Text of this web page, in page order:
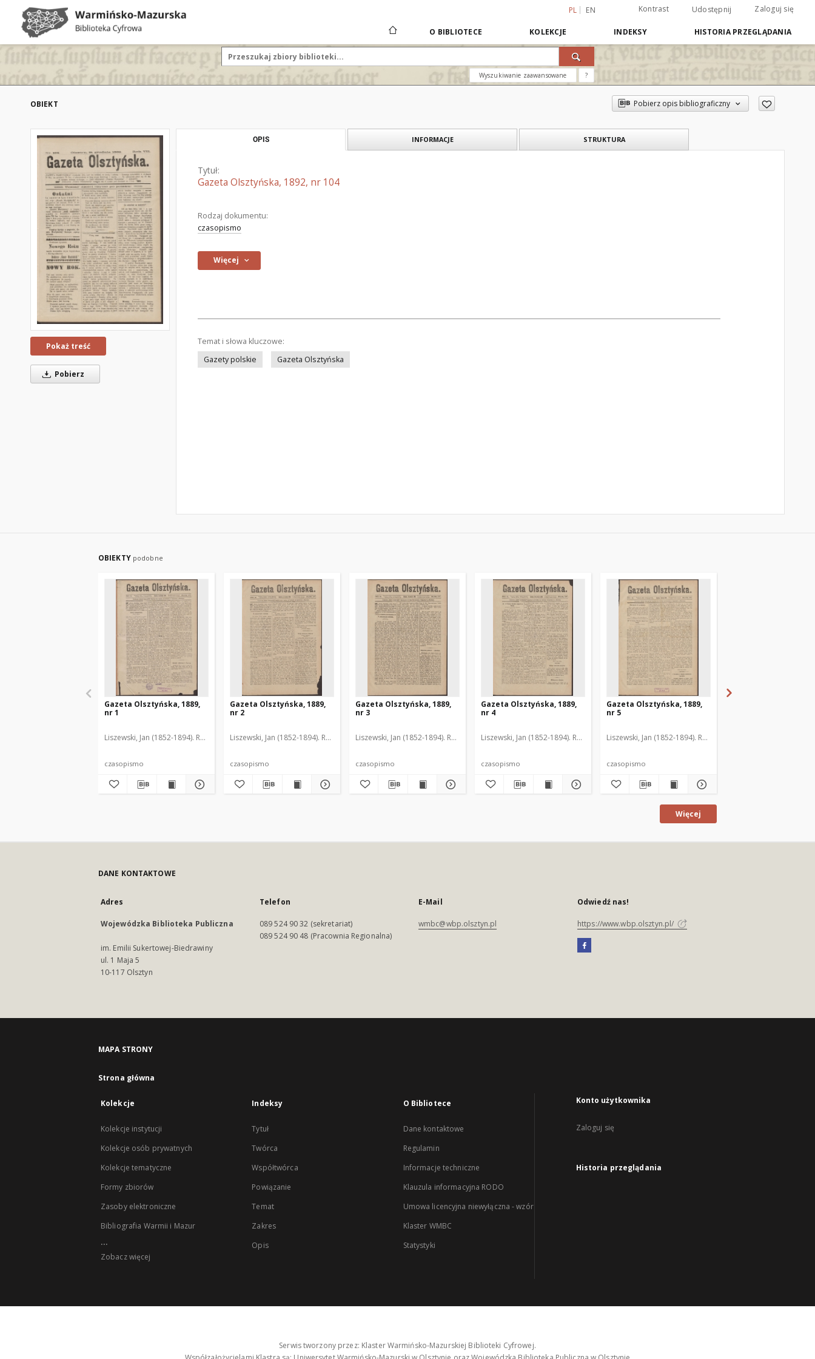
PL EN Kontrast Udostępnij Zaloguj się
O BIBLIOTECE KOLEKCJE INDEKSY HISTORIA PRZEGLĄDANIA
Wyszukiwanie zaawansowane ?
OBIEKT Pobierz opis bibliograficzny
Pokaż treść
Pobierz
OPIS INFORMACJE STRUKTURA
Tytuł:
Gazeta Olsztyńska, 1892, nr 104
Rodzaj dokumentu:
czasopismo
Więcej
Temat i słowa kluczowe:
Gazety polskie
Gazeta Olsztyńska
OBIEKTY podobne
Gazeta Olsztyńska, 1889,
nr 1
Liszewski, Jan (1852-1894). Red.
czasopismo
Gazeta Olsztyńska, 1889,
nr 2
Liszewski, Jan (1852-1894). Red.
czasopismo
Gazeta Olsztyńska, 1889,
nr 3
Liszewski, Jan (1852-1894). Red.
czasopismo
Gazeta Olsztyńska, 1889,
nr 4
Liszewski, Jan (1852-1894). Red.
czasopismo
Gazeta Olsztyńska, 1889,
nr 5
Liszewski, Jan (1852-1894). Red.
czasopismo
Więcej
DANE KONTAKTOWE
Adres
Wojewódzka Biblioteka Publiczna
im. Emilii Sukertowej-Biedrawiny
ul. 1 Maja 5
10-117 Olsztyn
Telefon
089 524 90 32 (sekretariat)
089 524 90 48 (Pracownia Regionalna)
E-Mail
wmbc@wbp.olsztyn.pl
Odwiedź nas!
https://www.wbp.olsztyn.pl/
MAPA STRONY
Strona główna
Kolekcje
Kolekcje instytucji
Kolekcje osób prywatnych
Kolekcje tematyczne
Formy zbiorów
Zasoby elektroniczne
Bibliografia Warmii i Mazur
...
Zobacz więcej
Indeksy
Tytuł
Twórca
Współtwórca
Powiązanie
Temat
Zakres
Opis
O Bibliotece
Dane kontaktowe
Regulamin
Informacje techniczne
Klauzula informacyjna RODO
Umowa licencyjna niewyłączna - wzór
Klaster WMBC
Statystyki
Konto użytkownika
Zaloguj się
Historia przeglądania
Serwis tworzony przez: Klaster Warmińsko-Mazurskiej Biblioteki Cyfrowej.